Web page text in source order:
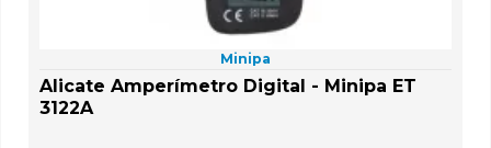
Minipa
Alicate Amperímetro Digital - Minipa ET
3122A